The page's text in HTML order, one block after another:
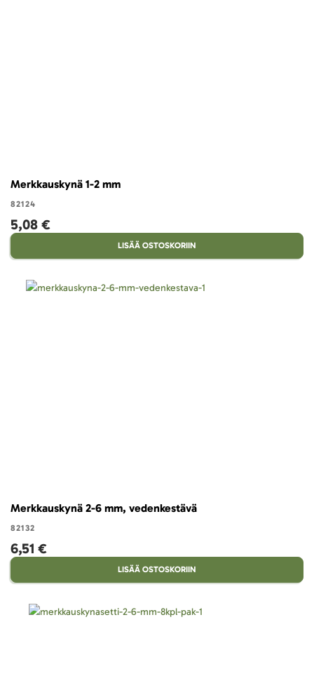
Merkkauskynä 1-2 mm
82124
5,08 €
LISÄÄ OSTOSKORIIN
Merkkauskynä 2-6 mm, vedenkestävä
82132
6,51 €
LISÄÄ OSTOSKORIIN